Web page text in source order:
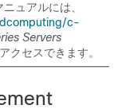
ュアルには、
c-
Servers
クセスできます。